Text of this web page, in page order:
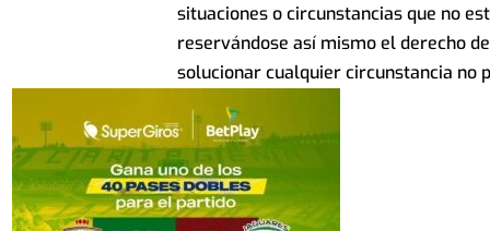
situaciones o circunstancias que no
reservándose así mismo el derecho
solucionar cualquier circunstancia no